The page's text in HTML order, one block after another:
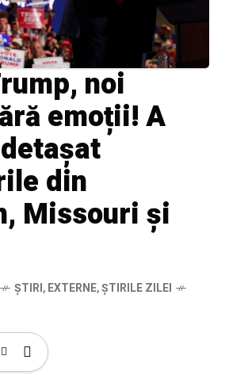
noi
emoții! A
din
Missouri şi
ȘTIRI,EXTERNE,ȘTIRILE ZILEI